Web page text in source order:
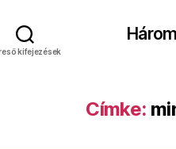
kifejezések
Címke: